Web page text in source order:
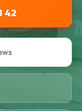
42